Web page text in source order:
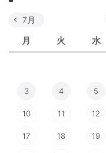
月 火 水
7月
3 4 5
10 11 12
17 18 19